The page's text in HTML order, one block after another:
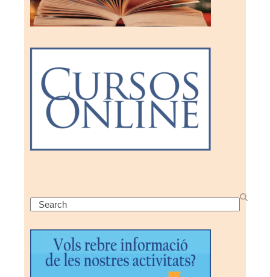
Search